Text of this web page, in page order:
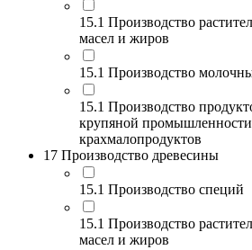
15.1 Производство
масел и жиров
15.1 Производство
15.1 Производство
крупяной
крахмалопродуктов
17 Производство древесины
15.1 Производство специй
15.1 Производство
масел и жиров